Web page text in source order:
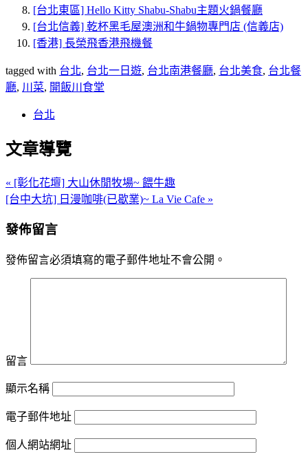
[台北東區] Hello Kitty Shabu-Shabu主題火鍋餐廳
[台北信義] 乾杯黑毛屋澳洲和牛鍋物專門店 (信義店)
[香港] 長榮飛香港飛機餐
tagged with 台北, 台北一日遊, 台北南港餐廳, 台北美食, 台北餐
廳, 川菜, 開飯川食堂
台北
文章導覽
« [彰化花壇] 大山休閒牧場~ 餵牛趣
[台中大坑] 日漫咖啡(已歇業)~ La Vie Cafe »
發佈留言
發佈留言必須填寫的電子郵件地址不會公開。
留言
顯示名稱
電子郵件地址
個人網站網址